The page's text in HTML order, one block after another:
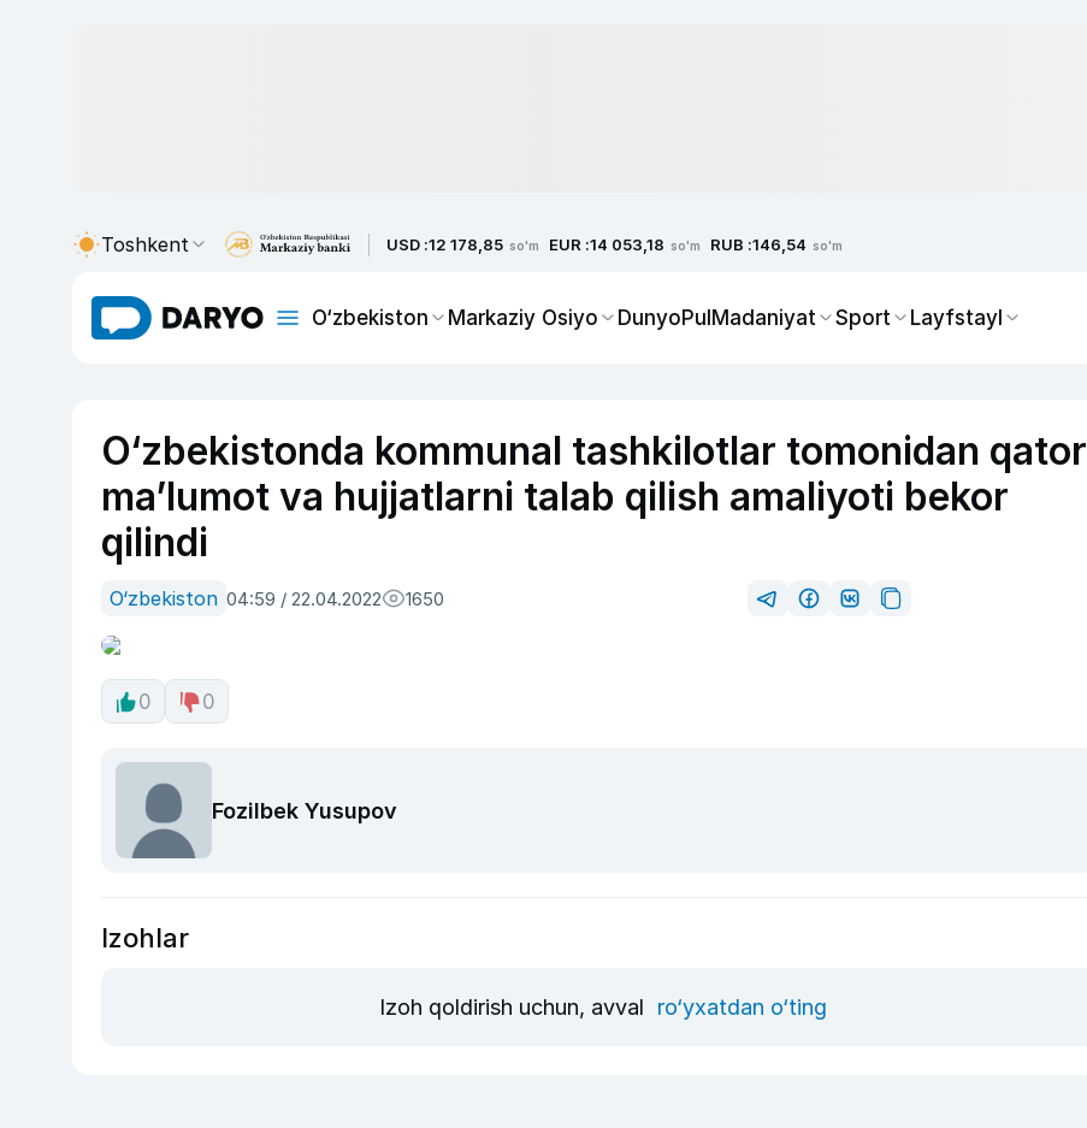
Toshkent USD :12 178,85 so'm EUR :14 053,18 so'm RUB :146,54 so'm
O‘zbekiston Markaziy Osiyo DunyoPulMadaniyat Sport Layfstayl
O‘zbekistonda kommunal tashkilotlar tomonidan qator
ma’lumot va hujjatlarni talab qilish amaliyoti bekor
qilindi
O‘zbekiston 04:59 / 22.04.2022 1650
0 0
Fozilbek Yusupov
Izohlar
Izoh qoldirish uchun, avval ro‘yxatdan o‘ting